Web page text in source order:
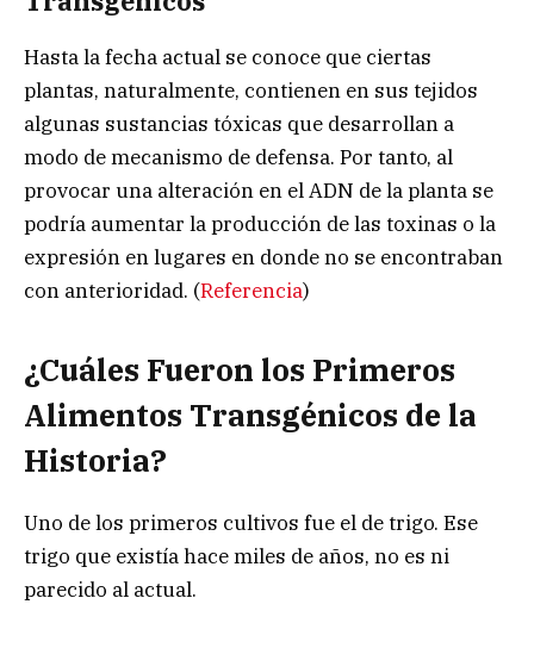
Hasta la fecha actual se conoce que ciertas
plantas, naturalmente, contienen en sus tejidos
algunas sustancias tóxicas que desarrollan a
modo de mecanismo de defensa. Por tanto, al
provocar una alteración en el ADN de la planta se
podría aumentar la producción de las toxinas o la
expresión en lugares en donde no se encontraban
con anterioridad. (Referencia)
¿Cuáles Fueron los Primeros
Alimentos Transgénicos de la
Historia?
Uno de los primeros cultivos fue el de trigo. Ese
trigo que existía hace miles de años, no es ni
parecido al actual.